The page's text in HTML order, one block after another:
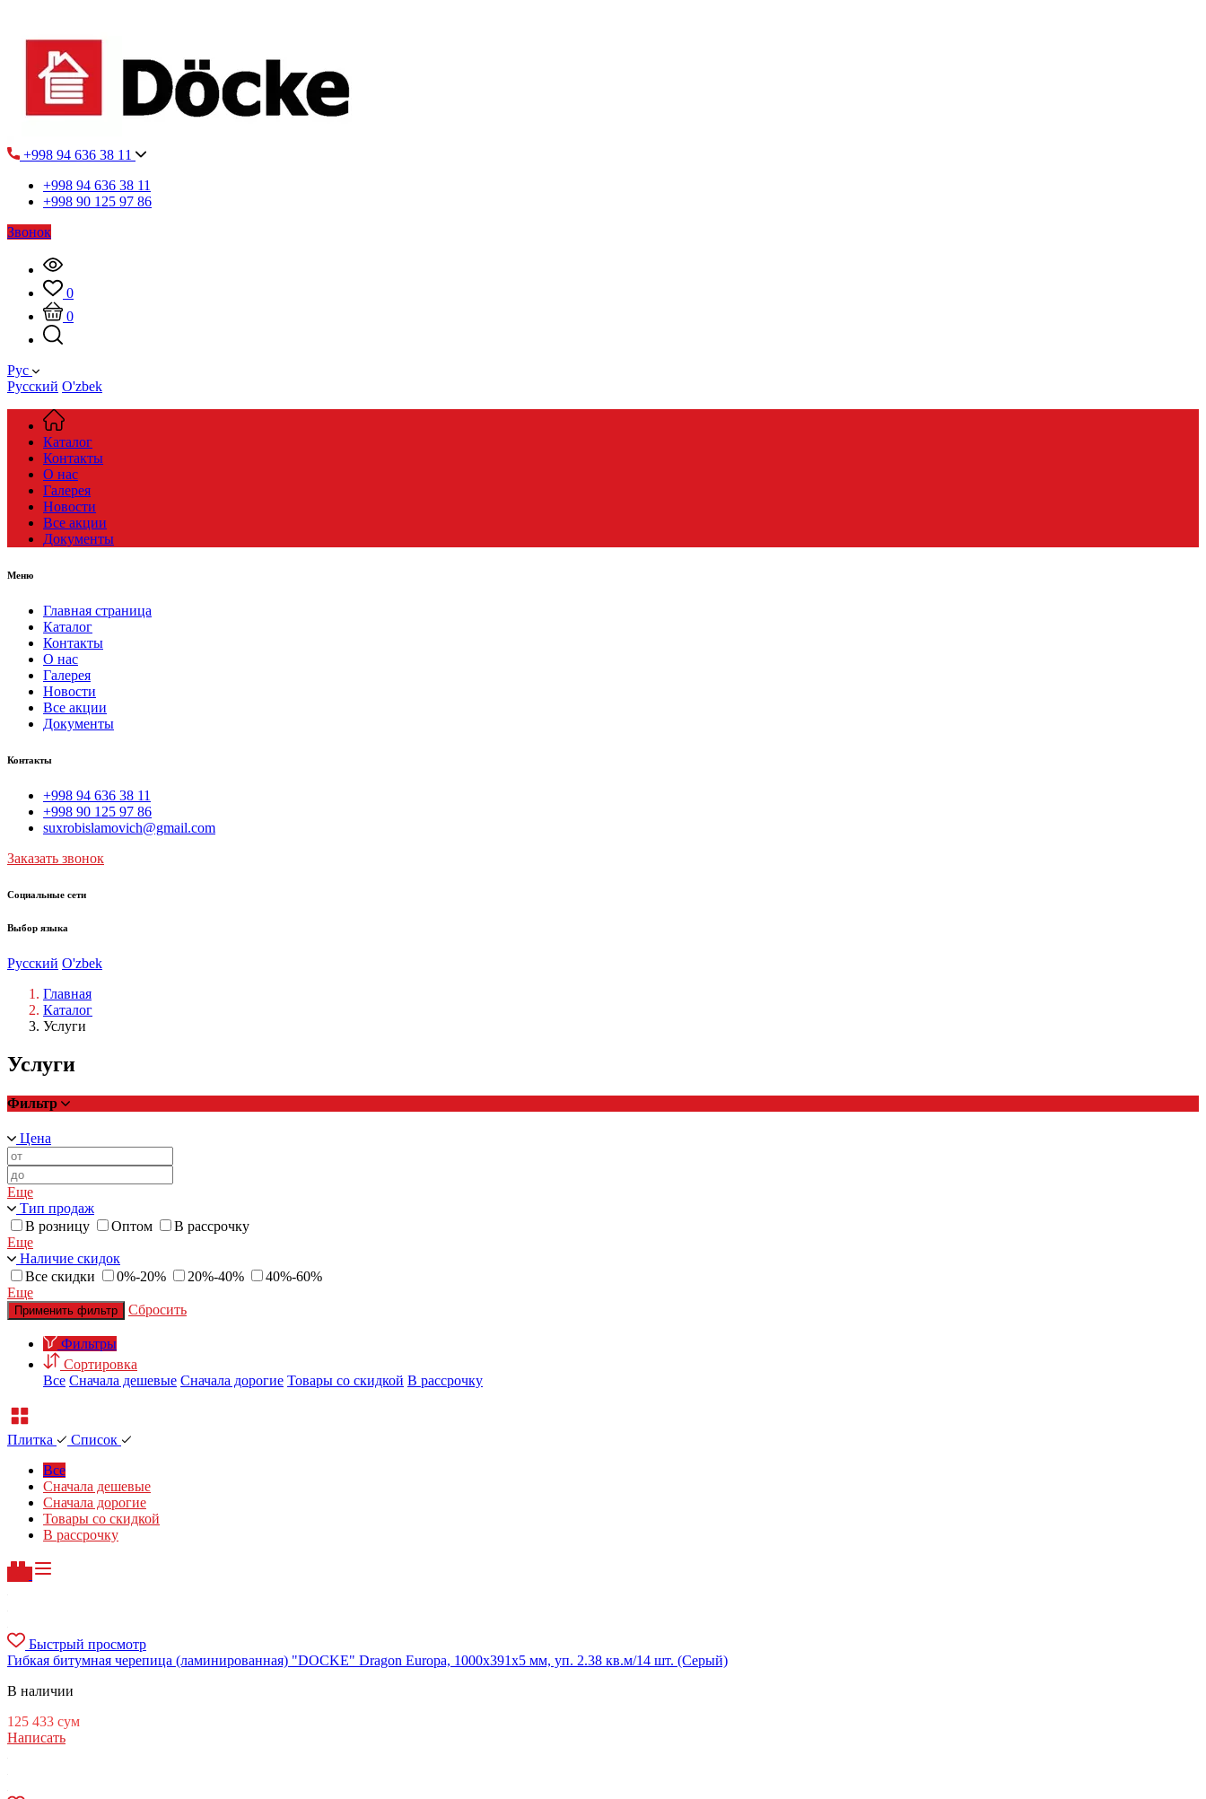
+998 94 636 38 11
+998 94 636 38 11
+998 90 125 97 86
Звонок
0
0
Рус
Русский O'zbek
Каталог
Контакты
О нас
Галерея
Новости
Все акции
Документы
Меню
Главная страница
Каталог
Контакты
О нас
Галерея
Новости
Все акции
Документы
Контакты
+998 94 636 38 11
+998 90 125 97 86
suxrobislamovich@gmail.com
Заказать звонок
Социальные сети
Выбор языка
Русский O'zbek
Главная
Каталог
Услуги
Услуги
Фильтр
Цена
Еще
Тип продаж
В розницу
Оптом
В рассрочку
Еще
Наличие скидок
Все скидки
0%-20% 20%-40%
40%-60%
Еще
Применить фильтр Сбросить
Фильтры
Сортировка
Все Сначала дешевые Сначала дорогие Товары со скидкой В рассрочку
Плитка
Список
Все
Сначала дешевые
Сначала дорогие
Товары со скидкой
В рассрочку
Быстрый просмотр
Гибкая битумная черепица (ламинированная) "DOCKE" Dragon Europa, 1000х391х5 мм, уп. 2.38 кв.м/14 шт. (Серый)
В наличии
125 433 сум
Написать